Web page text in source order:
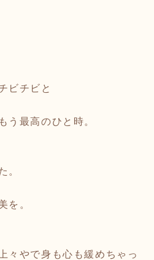
ビチビと
う最高のひと時。
。
を。
々やで身も心も緩めちゃっ